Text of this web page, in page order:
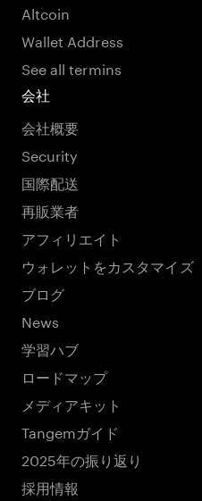
Altcoin
Wallet Address
See all termins
会社
会社概要
Security
国際配送
再販業者
アフィリエイト
ウォレットをカスタマイズ
ブログ
News
学習ハブ
ロードマップ
メディアキット
Tangemガイド
2025年の振り返り
採用情報